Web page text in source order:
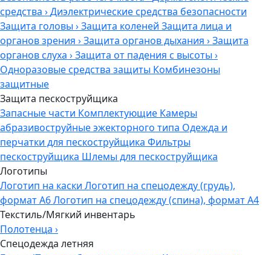
средства ›Диэлектрические средства безопасности
Защита головы ›Защита коленей Защита лица и
органов зрения ›Защита органов дыхания ›Защита
органов слуха ›Защита от падения с высоты ›
Одноразовые средства защиты Комбинезоны
защитные
Защита пескоструйщика
Запасные части Комплектующие Камеры
абразивоструйные эжекторного типа Одежда и
перчатки для пескоструйщика Фильтры
пескоструйщика Шлемы для пескоструйщика
Логотипы
Логотип на каски Логотип на спецодежду (грудь),
формат А6Логотип на спецодежду (спина), формат А4
Текстиль/Мягкий инвентарь
Полотенца ›
Спецодежда летняя